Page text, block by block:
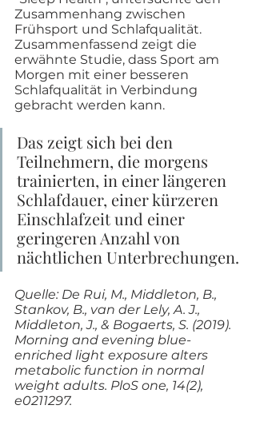
Zusammenhang zwischen
Frühsport und Schlafqualität.
Zusammenfassend zeigt die
erwähnte Studie, dass Sport am
Morgen mit einer besseren
Schlafqualität in Verbindung
gebracht werden kann.
Das zeigt sich bei den
Teilnehmern, die morgens
trainierten, in einer längeren
Schlafdauer, einer kürzeren
Einschlafzeit und einer
geringeren Anzahl von
nächtlichen Unterbrechungen.
Quelle: De Rui, M., Middleton, B.,
Stankov, B., van der Lely, A. J.,
Middleton, J., & Bogaerts, S. (2019).
Morning and evening blue-
enriched light exposure alters
metabolic function in normal
weight adults. PloS one, 14(2),
e0211297.